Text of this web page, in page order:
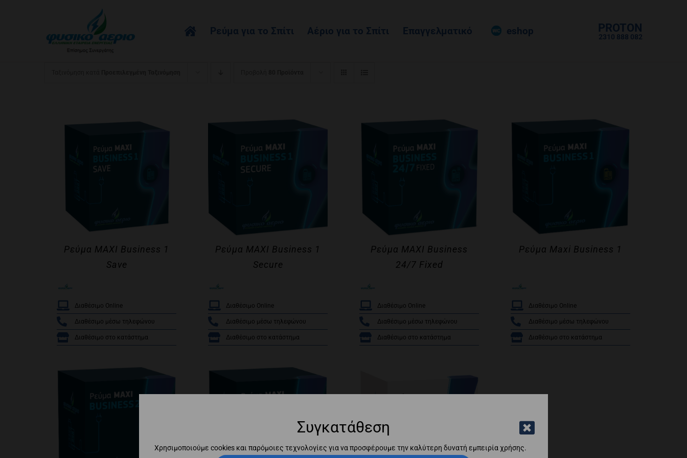
περιεχόμενο
Ρεύμα για το Σπίτι Αέριο για το Σπίτι Επαγγελματικό eshop PROTON
2310 888 082
Ρεύμα MAXI Business 1
Save
Διαθέσιμο Online
Διαθέσιμο μέσω τηλεφώνου
Διαθέσιμο στο κατάστημα
Ρεύμα MAXI Business 1
Secure
Διαθέσιμο Online
Διαθέσιμο μέσω τηλεφώνου
Διαθέσιμο στο κατάστημα
Ρεύμα MAXI Business
24/7 Fixed
Διαθέσιμο Online
Διαθέσιμο μέσω τηλεφώνου
Διαθέσιμο στο κατάστημα
Ρεύμα Maxi Business 1
Διαθέσιμο Online
Διαθέσιμο μέσω τηλεφώνου
Διαθέσιμο στο κατάστημα
Συγκατάθεση
Χρησιμοποιούμε cookies και παρόμοιες τεχνολογίες για να προσφέρουμε την καλύτερη δυνατή εμπειρία χρήσης.